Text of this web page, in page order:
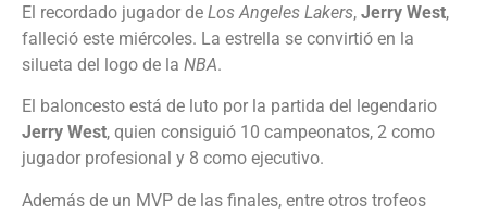
El recordado jugador de Los Angeles Lakers, Jerry West,
falleció este miércoles. La estrella se convirtió en la
silueta del logo de la NBA.
El baloncesto está de luto por la partida del legendario
Jerry West, quien consiguió 10 campeonatos, 2 como
jugador profesional y 8 como ejecutivo.
Además de un MVP de las finales, entre otros trofeos